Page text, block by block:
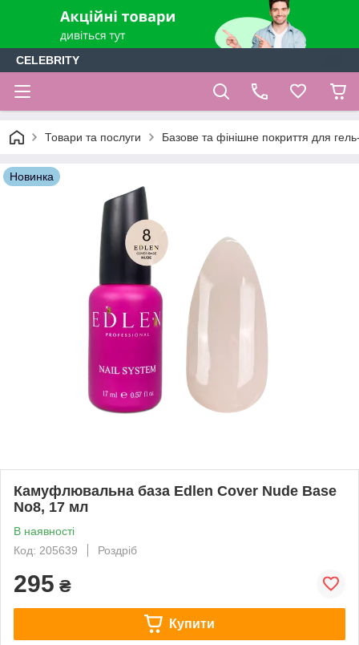
CELEBRITY
Товари та послуги Базове та фінішне покриття для
Новинка
Камуфлювальна база Edlen Cover Nude Base
No8, 17 мл
В наявності
Код: 205639
Роздріб
295 ₴
Купити